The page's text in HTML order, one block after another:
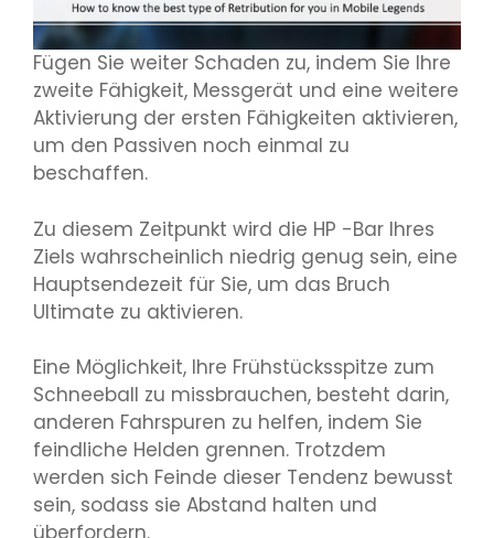
Fügen Sie weiter Schaden zu, indem Sie Ihre
zweite Fähigkeit, Messgerät und eine weitere
Aktivierung der ersten Fähigkeiten aktivieren,
um den Passiven noch einmal zu
beschaffen.
Zu diesem Zeitpunkt wird die HP -Bar Ihres
Ziels wahrscheinlich niedrig genug sein, eine
Hauptsendezeit für Sie, um das Bruch
Ultimate zu aktivieren.
Eine Möglichkeit, Ihre Frühstücksspitze zum
Schneeball zu missbrauchen, besteht darin,
anderen Fahrspuren zu helfen, indem Sie
feindliche Helden grennen. Trotzdem
werden sich Feinde dieser Tendenz bewusst
sein, sodass sie Abstand halten und